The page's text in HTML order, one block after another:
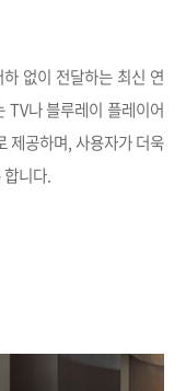
없이 전달하는 최신 연
TV나 블루레이 플레이어
제공하며, 사용자가 더욱
니다.